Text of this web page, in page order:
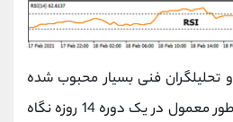
و تحلیلگران فنی بسیار محبوب شده
است. در این اندیکاتور به طور معمول در یک دوره 14 روزه نگاه